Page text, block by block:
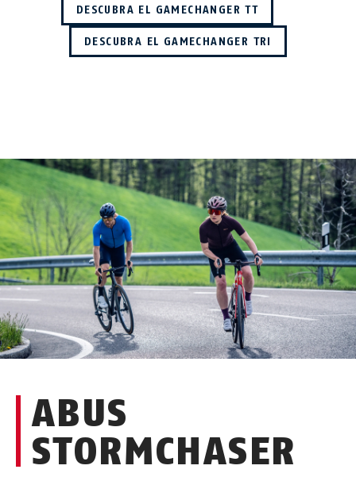
DESCUBRA EL GAMECHANGER TT
DESCUBRA EL GAMECHANGER TRI
ABUS
STORMCHASER